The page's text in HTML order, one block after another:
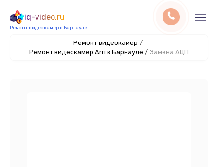
iq-video.ru
Ремонт видеокамер в Барнауле
Ремонт видеокамер /
Ремонт видеокамер Arri в Барнауле / Замена АЦП